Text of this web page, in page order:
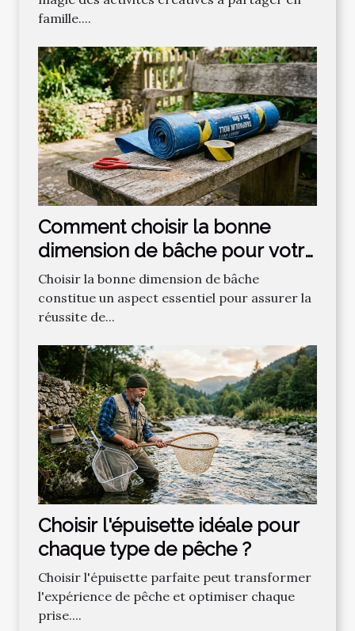
famille....
Comment choisir la bonne
dimension de bâche pour votre
projet ?
Choisir la bonne dimension de bâche
constitue un aspect essentiel pour assurer la
réussite de...
Choisir l'épuisette idéale pour
chaque type de pêche ?
Choisir l'épuisette parfaite peut transformer
l'expérience de pêche et optimiser chaque
prise....